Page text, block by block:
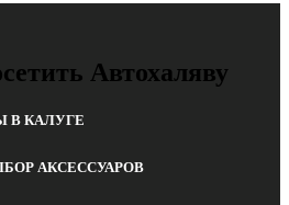
Автохаляву
В КАЛУГЕ
АКСЕССУАРОВ